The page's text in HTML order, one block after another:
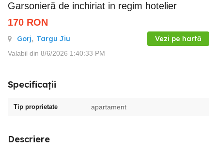
Garsonieră de inchiriat in regim hotelier
170 RON
Gorj, Targu Jiu Vezi pe hartă
Valabil din 8/6/2026 1:40:33 PM
Specificații
Tip proprietate apartament
Descriere